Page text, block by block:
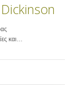
και…